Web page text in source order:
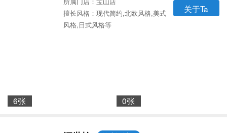
擅长风格：现代简约,北欧风格,美式
风格,日式风格等
关于Ta
6张 0张